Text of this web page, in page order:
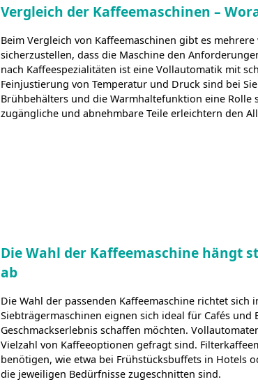
Vergleich der Kaffeemaschinen –
Beim Vergleich von Kaffeemaschinen gibt es
sicherzustellen, dass die Maschine den
nach Kaffeespezialitäten ist eine Vollautomatik mit
Feinjustierung von Temperatur und Druck sind bei
Brühbehälters und die Warmhaltefunktion eine
zugängliche und abnehmbare Teile erleichtern den
Die Wahl der Kaffeemaschine hängt
ab
Die Wahl der passenden Kaffeemaschine richtet
Siebträgermaschinen eignen sich ideal für Cafés
Geschmackserlebnis schaffen möchten.
Vielzahl von Kaffeeoptionen gefragt sind.
benötigen, wie etwa bei Frühstücksbuffets in Hotels
die jeweiligen Bedürfnisse zugeschnitten sind.